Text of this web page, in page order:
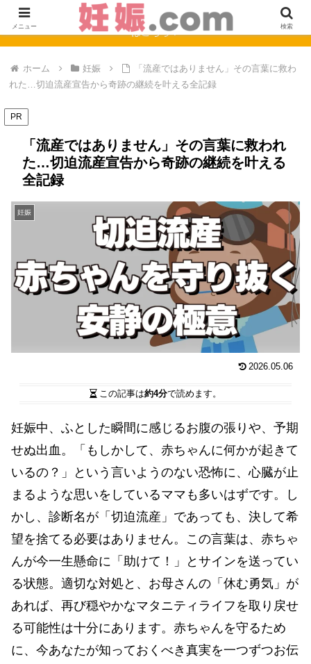
【完全保存版】妊娠0週〜40週のママの症状と赤ちゃんの成長まとめ
はこちら！
ホーム 妊娠
「流産ではありません」その言葉に救わ
れた…切迫流産宣告から奇跡の継続を叶える全記録
PR
「流産ではありません」その言葉に救われ
た…切迫流産宣告から奇跡の継続を叶える
全記録
妊娠
2026.05.06
この記事は約4分で読めます。
妊娠中、ふとした瞬間に感じるお腹の張りや、予期
せぬ出血。「もしかして、赤ちゃんに何かが起きて
いるの？」という言いようのない恐怖に、心臓が止
まるような思いをしているママも多いはずです。し
かし、診断名が「切迫流産」であっても、決して希
望を捨てる必要はありません。この言葉は、赤ちゃ
んが今一生懸命に「助けて！」とサインを送ってい
る状態。適切な対処と、お母さんの「休む勇気」が
あれば、再び穏やかなマタニティライフを取り戻せ
る可能性は十分にあります。赤ちゃんを守るため
に、今あなたが知っておくべき真実を一つずつお伝
メニュー 検索